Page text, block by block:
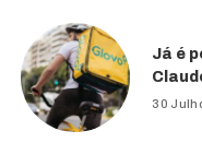
Já é
30